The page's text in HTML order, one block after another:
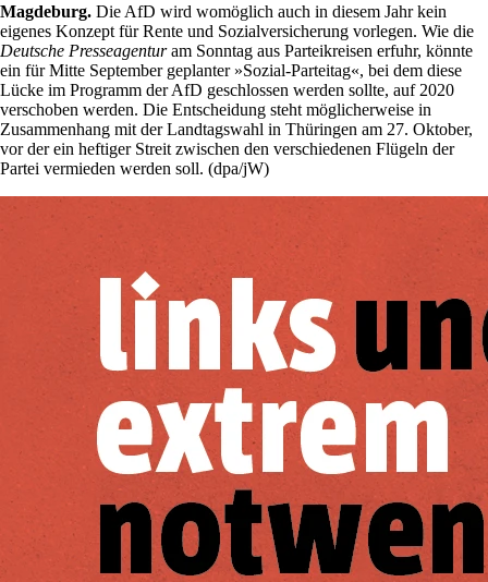
Magdeburg. Die AfD wird womöglich auch in diesem Jahr kein
eigenes Konzept für Rente und Sozialversicherung vorlegen. Wie die
Deutsche Presseagenturam Sonntag aus Parteikreisen erfuhr, könnte
ein für Mitte September geplanter »Sozial-Parteitag«, bei dem diese
Lücke im Programm der AfD geschlossen werden sollte, auf 2020
verschoben werden. Die Entscheidung steht möglicherweise in
Zusammenhang mit der Landtagswahl in Thüringen am 27. Oktober,
vor der ein heftiger Streit zwischen den verschiedenen Flügeln der
Partei vermieden werden soll. (dpa/jW)